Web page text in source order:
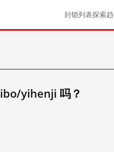
封锁列表探索
yihenji 吗？